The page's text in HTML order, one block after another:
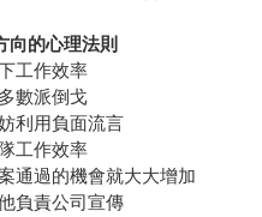
向的心理法則
工作效率
數派倒戈
利用負面流言
工作效率
通過的機會就大大增加
負責公司宣傳